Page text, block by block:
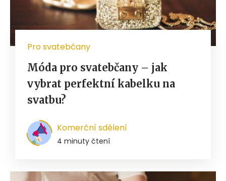
Pro svatebčany
Móda pro svatebčany – jak
vybrat perfektní kabelku na
svatbu?
Komerční sdělení
4 minuty čtení